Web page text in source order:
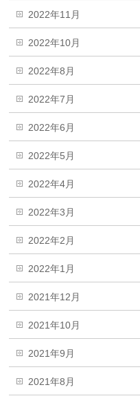
2022年11月
2022年10月
2022年8月
2022年7月
2022年6月
2022年5月
2022年4月
2022年3月
2022年2月
2022年1月
2021年12月
2021年10月
2021年9月
2021年8月